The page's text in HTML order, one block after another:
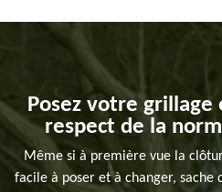
Posez votre
respect de la
Même si à première vue la
facile à poser et à changer, sache